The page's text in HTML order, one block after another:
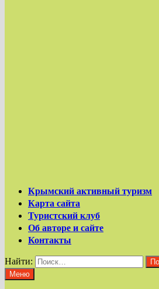
Крымский активный туризм
Карта сайта
Туристский клуб
Об авторе и сайте
Контакты
Найти:
Меню